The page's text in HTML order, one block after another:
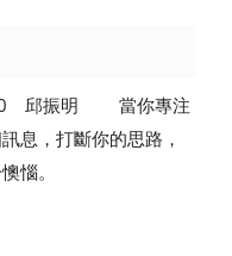
邱振明 當你專注
息，打斷你的思路，
惱。